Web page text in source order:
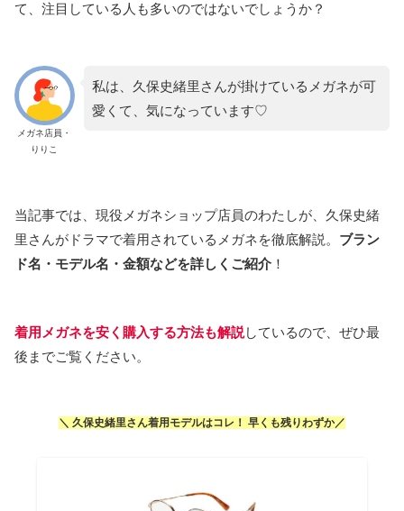
て、注目している人も多いのではないでしょうか？
メガネ店員・
りりこ
私は、久保史緒里さんが掛けているメガネが可
愛くて、気になっています♡
当記事では、現役メガネショップ店員のわたしが、久保史緒
里さんがドラマで着用されているメガネを徹底解説。 ブラン
ド名・モデル名・金額などを詳しくご紹介 ！
着用メガネを安く購入する方法も解説しているので、ぜひ最
後までご覧ください。
＼ 久保史緒里さん着用モデルはコレ！ 早くも残りわずか ／